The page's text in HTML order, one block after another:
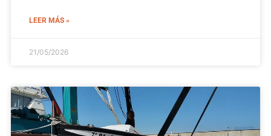
LEER MÁS »
21/05/2026